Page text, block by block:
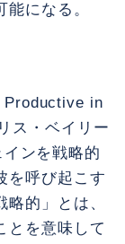
になる。
Productive in
ス・ベイリー
ンを戦略的
を呼び起こす
的」とは、
とを意味して